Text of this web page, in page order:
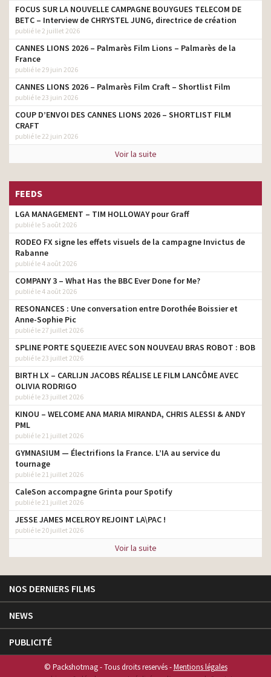
FOCUS SUR LA NOUVELLE CAMPAGNE BOUYGUES TELECOM DE
BETC – Interview de CHRYSTEL JUNG, directrice de création
publié le 2 juillet 2026
CANNES LIONS 2026 – Palmarès Film Lions – Palmarès de la
France
publié le 29 juin 2026
CANNES LIONS 2026 – Palmarès Film Craft – Shortlist Film
publié le 23 juin 2026
COUP D’ENVOI DES CANNES LIONS 2026 – SHORTLIST FILM
CRAFT
publié le 22 juin 2026
Voir la suite
FEEDS
LGA MANAGEMENT – TIM HOLLOWAY pour Graff
publié le 5 août 2026
RODEO FX signe les effets visuels de la campagne Invictus de
Rabanne
publié le 4 août 2026
COMPANY 3 – What Has the BBC Ever Done for Me?
publié le 4 août 2026
RESONANCES : Une conversation entre Dorothée Boissier et
Anne-Sophie Pic
publié le 27 juillet 2026
SPLINE PORTE SQUEEZIE AVEC SON NOUVEAU BRAS ROBOT : BOB
publié le 23 juillet 2026
BIRTH LX – CARLIJN JACOBS RÉALISE LE FILM LANCÔME AVEC
OLIVIA RODRIGO
publié le 23 juillet 2026
KINOU – WELCOME ANA MARIA MIRANDA, CHRIS ALESSI & ANDY
PML
publié le 21 juillet 2026
GYMNASIUM — Électrifions la France. L’IA au service du
tournage
publié le 21 juillet 2026
CaleSon accompagne Grinta pour Spotify
publié le 21 juillet 2026
JESSE JAMES MCELROY REJOINT LA\PAC !
publié le 20 juillet 2026
Voir la suite
NOS DERNIERS FILMS
NEWS
PUBLICITÉ
© Packshotmag - Tous droits reservés -Mentions légales